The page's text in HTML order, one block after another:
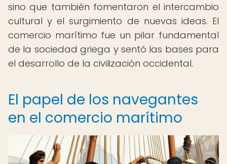
sino que también fomentaron el intercambio
cultural y el surgimiento de nuevas ideas. El
comercio marítimo fue un pilar fundamental
de la sociedad griega y sentó las bases para
el desarrollo de la civilización occidental.
El papel de los navegantes
en el comercio marítimo